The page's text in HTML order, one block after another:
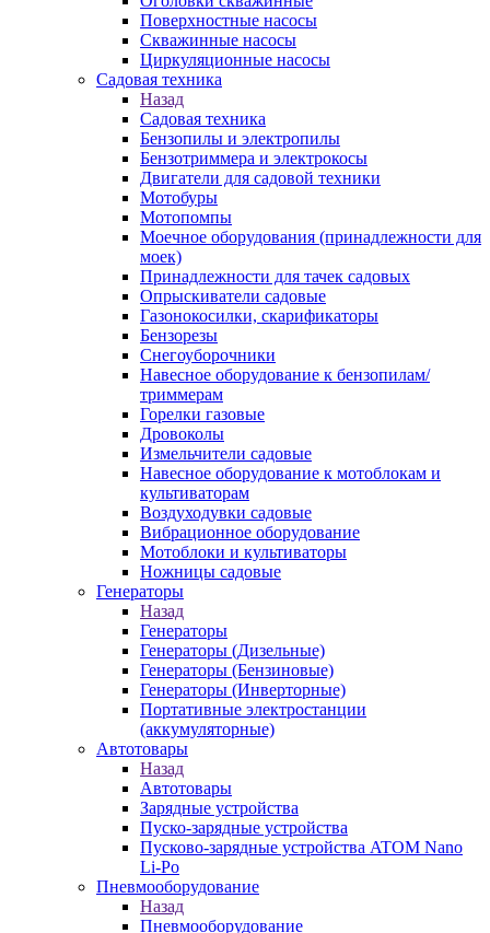
Поверхностные насосы
Скважинные насосы
Циркуляционные насосы
Садовая техника
Назад
Садовая техника
Бензопилы и электропилы
Бензотриммера и электрокосы
Двигатели для садовой техники
Мотобуры
Мотопомпы
Моечное оборудования (принадлежности для
моек)
Принадлежности для тачек садовых
Опрыскиватели садовые
Газонокосилки, скарификаторы
Бензорезы
Снегоуборочники
Навесное оборудование к бензопилам/
триммерам
Горелки газовые
Дровоколы
Измельчители садовые
Навесное оборудование к мотоблокам и
культиваторам
Воздуходувки садовые
Вибрационное оборудование
Мотоблоки и культиваторы
Ножницы садовые
Генераторы
Назад
Генераторы
Генераторы (Дизельные)
Генераторы (Бензиновые)
Генераторы (Инверторные)
Портативные электростанции
(аккумуляторные)
Автотовары
Назад
Автотовары
Зарядные устройства
Пуско-зарядные устройства
Пусково-зарядные устройства ATOM Nano
Li-Po
Пневмооборудование
Назад
Пневмооборудование